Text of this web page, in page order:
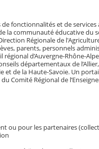
fonctionnalités et de
la communauté éducative du
Régionale de
parents, personnels
d’Auvergne-Rhône-
départementaux de
et de la Haute-Savoie. Un
Comité Régional de
ou pour les partenaires